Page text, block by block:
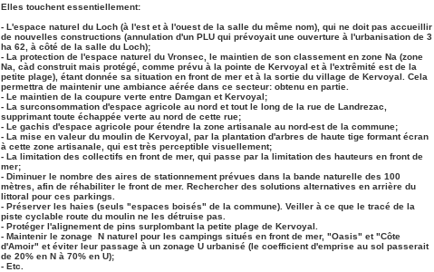
Elles touchent essentiellement:
- L'espace naturel du Loch (à l'est et à l'ouest de la salle du même nom), qui ne doit pas accueillir
de nouvelles constructions (annulation d'un PLU qui prévoyait une ouverture à l'urbanisation de 3
ha 62, à côté de la salle du Loch);
- La protection de l'espace naturel du Vronsec, le maintien de son classement en zone Na (zone
Na, càd construit mais protégé, comme prévu à la pointe de Kervoyal et à l'extrêmité est de la
petite plage), étant donnée sa situation en front de mer et à la sortie du village de Kervoyal. Cela
permettra de maintenir une ambiance aérée dans ce secteur: obtenu en partie.
- Le maintien de la coupure verte entre Damgan et Kervoyal;
- La surconsommation d'espace agricole au nord et tout le long de la rue de Landrezac,
supprimant toute échappée verte au nord de cette rue;
- Le gachis d'espace agricole pour étendre la zone artisanale au nord-est de la commune;
- La mise en valeur du moulin de Kervoyal, par la plantation d'arbres de haute tige formant écran
à cette zone artisanale, qui est très perceptible visuellement;
- La limitation des collectifs en front de mer, qui passe par la limitation des hauteurs en front de
mer;
- Diminuer le nombre des aires de stationnement prévues dans la bande naturelle des 100
mètres, afin de réhabiliter le front de mer. Rechercher des solutions alternatives en arrière du
littoral pour ces parkings.
- Préserver les haies (seuls "espaces boisés" de la commune). Veiller à ce que le tracé de la
piste cyclable route du moulin ne les détruise pas.
- Protéger l'alignement de pins surplombant la petite plage de Kervoyal.
- Maintenir le zonage N naturel pour les campings situés en front de mer, "Oasis" et "Côte
d'Amoir" et éviter leur passage à un zonage U urbanisé (le coefficient d'emprise au sol passerait
de 20% en N à 70% en U);
- Etc.